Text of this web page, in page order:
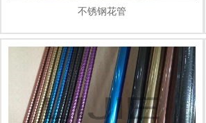
不锈钢花管